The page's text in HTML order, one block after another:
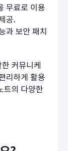
무료로 이용
공.
과 보안 패치
커뮤니케
리하게 활용
트의 다양한